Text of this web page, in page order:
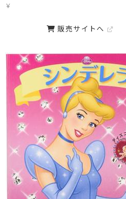
￥
販売サイトへ